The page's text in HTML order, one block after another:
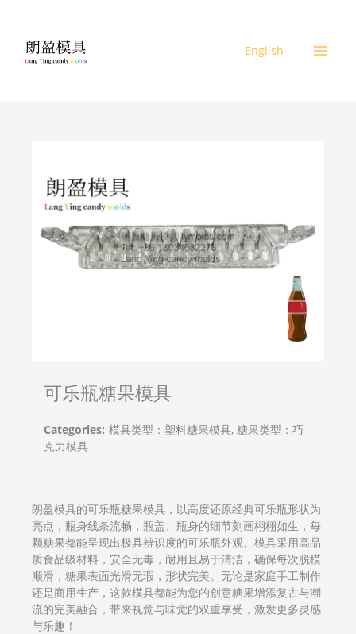
English
可乐瓶糖果模具
Categories: 模具类型：塑料糖果模具, 糖果类型：巧
克力模具
朗盈模具的可乐瓶糖果模具，以高度还原经典可乐瓶形状为
亮点，瓶身线条流畅，瓶盖、瓶身的细节刻画栩栩如生，每
颗糖果都能呈现出极具辨识度的可乐瓶外观。模具采用高品
质食品级材料，安全无毒，耐用且易于清洁，确保每次脱模
顺滑，糖果表面光滑无瑕，形状完美。无论是家庭手工制作
还是商用生产，这款模具都能为您的创意糖果增添复古与潮
流的完美融合，带来视觉与味觉的双重享受，激发更多灵感
与乐趣！